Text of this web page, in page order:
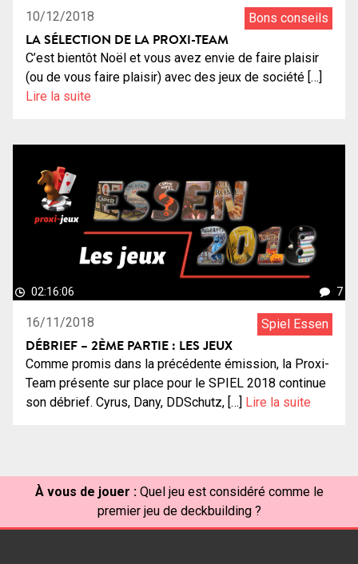
10/12/2018 Bons conseils
LA SÉLECTION DE LA PROXI-TEAM
C’est bientôt Noël et vous avez envie de faire plaisir
(ou de vous faire plaisir) avec des jeux de société […]
Lire la suite
02:16:06 7
16/11/2018 Spiel Essen
DÉBRIEF – 2ÈME PARTIE : LES JEUX
Comme promis dans la précédente émission, la Proxi-
Team présente sur place pour le SPIEL 2018 continue
son débrief. Cyrus, Dany, DDSchutz, […] Lire la suite
À vous de jouer : Quel jeu est considéré comme le
premier jeu de deckbuilding ?